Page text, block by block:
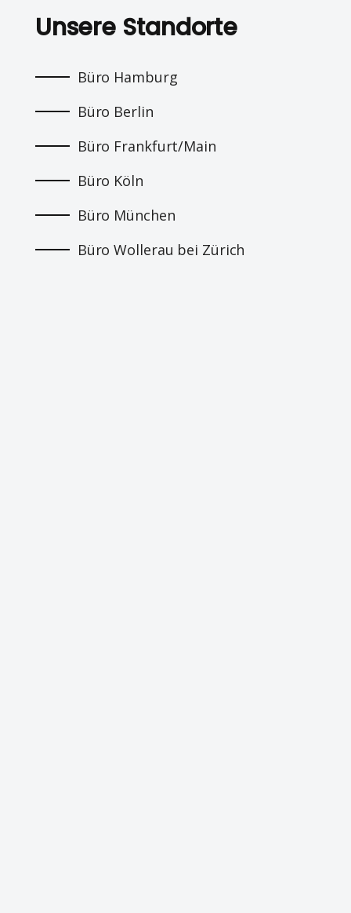
Unsere Standorte
Büro Hamburg
Büro Berlin
Büro Frankfurt/Main
Büro Köln
Büro München
Büro Wollerau bei Zürich